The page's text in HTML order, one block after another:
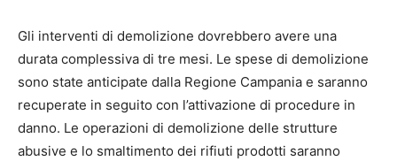
Gli interventi di demolizione dovrebbero avere una
durata complessiva di tre mesi. Le spese di demolizione
sono state anticipate dalla Regione Campania e saranno
recuperate in seguito con l’attivazione di procedure in
danno. Le operazioni di demolizione delle strutture
abusive e lo smaltimento dei rifiuti prodotti saranno